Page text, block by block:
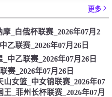
更多
_白俄杯联赛_2026年07月2
乙联赛_2026年07月26日
中乙联赛_2026年07月26日
赛_2026年07月26日
女篮_中女锦联赛_2026年07
_菲州长杯联赛_2026年07月